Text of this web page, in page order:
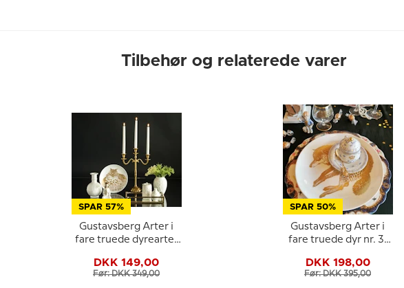
Tilbehør og relaterede varer
SPAR 57%
Gustavsberg Arter i
fare truede dyrearter
DKK 149,00
Før: DKK 349,00
SPAR 50%
Gustavsberg Arter i
fare truede dyr nr. 3,
DKK 198,00
Før: DKK 395,00